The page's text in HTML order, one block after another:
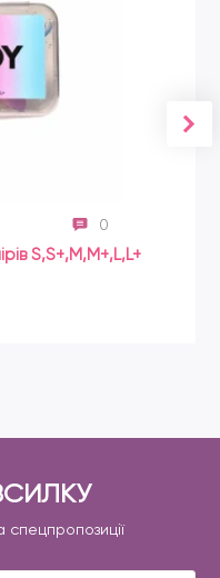
0
S,S+,M,M+,L,L+
спецпропозиції